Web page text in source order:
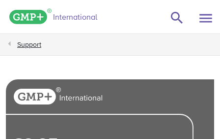
GMP+ logo
International
Support